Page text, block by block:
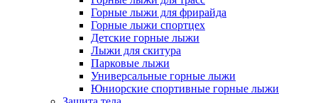
Горные лыжи для фрирайда
Горные лыжи спортцех
Детские горные лыжи
Лыжи для скитура
Парковые лыжи
Универсальные горные лыжи
Юниорские спортивные горные лыжи